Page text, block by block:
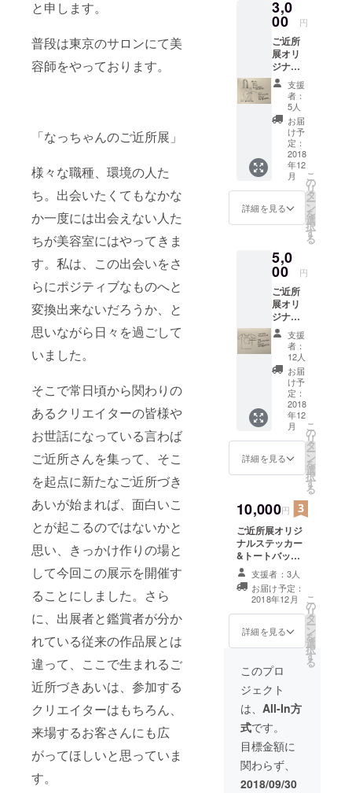
と申します。
普段は東京のサロンにて美
容師をやっております。
「なっちゃんのご近所展」
様々な職種、環境の人た
ち。出会いたくてもなかな
か一度には出会えない人た
ちが美容室にはやってきま
す。私は、この出会いをさ
らにポジティブなものへと
変換出来ないだろうか、と
思いながら日々を過ごして
いました。
そこで常日頃から関わりの
あるクリエイターの皆様や
お世話になっている言わば
ご近所さんを集って、そこ
を起点に新たなご近所づき
あいが始まれば、面白いこ
とが起こるのではないかと
思い、きっかけ作りの場と
して今回この展示を開催す
ることにしました。さら
に、出展者と鑑賞者が分か
れている従来の作品展とは
違って、ここで生まれるご
近所づきあいは、参加する
クリエイターはもちろん、
来場するお客さんにも広
がってほしいと思っていま
す。
3,0
00 円
ご近所
展オリ
ジナル
ステッ
カー&
トート
バッグ
A4サイ
ズが収
納出来
るトー
トバッ
グで
す。
支援
者：
5人
お届
け予
定：
2018
年12
月
詳細を見る
こ
の
リ
タ
ー
ン
を
選
択
す
る
5,0
00 円
ご近所
展オリ
ジナル
ステッ
カー&T
シャツ
Tシャツ
はサイ
ズ展開
S.M.Lと
なって
おりま
す。 ボ
ディの
色はホ
ワイト
5.6オン
ス サイ
ズ(身
丈、身
巾、肩
幅、袖
丈)、単
位はcm
S
(66.49.4
4.19)、
M(70.52
、
50.22)
となっ
ており
ます。
支援
者：
12人
お届
け予
定：
2018
年12
月
詳細を見る
こ
の
リ
タ
ー
ン
を
選
択
す
る
10,000円
ご近所展オリジ
ナルステッカー
&トートバッグ
&Tシャツ&展示
内のBGMが収録
されたスペシャ
ルCD トート
バッグ(3,000円
コースの図をご
コースの図をご
参照ください) に
更に展示会場限
定販売予定の展
示内BGM収録
CDが付いてきま
す。 CDは只今
製作中です！届
いてからのお楽
しみに！！
支援者：3人
お届け予定：
2018年12月
詳細を見る
こ
の
リ
タ
ー
ン
を
選
択
す
る
このプロ
ジェクト
は、 All-In方
式です。
目標金額に
関わらず、
2018/09/30